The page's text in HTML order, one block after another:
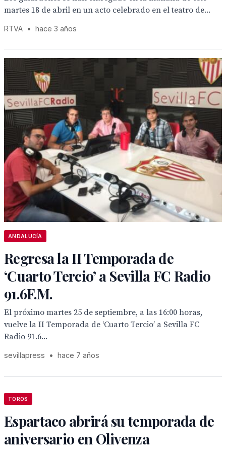
martes 18 de abril en un acto celebrado en el teatro de...
RTVA • hace 3 años
ANDALUCÍA
Regresa la II Temporada de
‘Cuarto Tercio’ a Sevilla FC Radio
91.6F.M.
El próximo martes 25 de septiembre, a las 16:00 horas,
vuelve la II Temporada de ‘Cuarto Tercio’ a Sevilla FC
Radio 91.6...
sevillapress • hace 7 años
TOROS
Espartaco abrirá su temporada de
aniversario en Olivenza